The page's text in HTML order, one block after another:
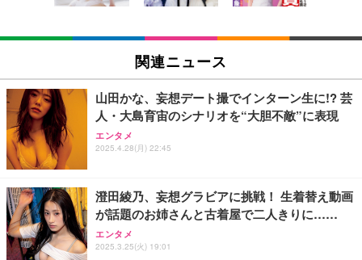
【Amazon.co.jp限定】「Juice=Juice Concert 202
判ブロマイド5枚セット) [Blu-ray]
￥11,000
日下部ほたる どんどんやる気になる！日下部式学習
法[DVD]
King & Prince DOME TOUR 2026 ～STARRING～
(初回限定盤)(2枚組) [Blu-ray]
anan(アンアン)2026/08/19号 No.2507[愛とSEX／寺
￥980
Jリーグ選手名鑑2026/27 J1・J2・J3 エル・ゴラッ
ソ特別編集
Numero TOKYO 2026年10月号増刊（表紙／Numbe
r_i）
REGZA レグザ テレビ 32V35S (32インチ / フルハイ
￥38,965
【Amazon.co.jp限定】REGZA レグザ テレビ 40V3
5N(A) (40インチ / フルハイビジョン/液晶/Airplay/ネ
ット動画対応)
【Amazon.co.jp限定】REGZA レグザ テレビ 24V3
5N(A) (24インチ / ハイビジョン/液晶/Airplay/ネット
動画対応)
関連ニュース
山田かな、妄想デート撮でインターン生に!? 芸
人・大島育宙のシナリオを“大胆不敵”に表現
エンタメ
2025.4.28(月) 22:45
澄田綾乃、妄想グラビアに挑戦！ 生着替え動画
が話題のお姉さんと古着屋で二人きりに……
エンタメ
2025.3.25(火) 19:01